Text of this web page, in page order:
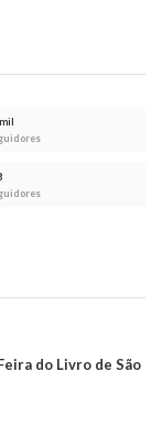
do Livro de São